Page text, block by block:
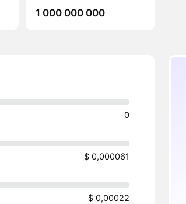
1 000 000 000
0
$ 0,000061
$ 0,00022